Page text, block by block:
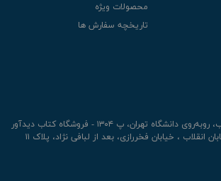
محصولات ویژه
تاریخچه سفارش ها
تهران، پ ۱۳۰۴ - فروشگاه کتاب دیدآور
دفتر مرکزی : تهران ، خیابان انقلاب ، خیابان فخررازی، بعد از لبافی نژاد، پلاک ۱۱